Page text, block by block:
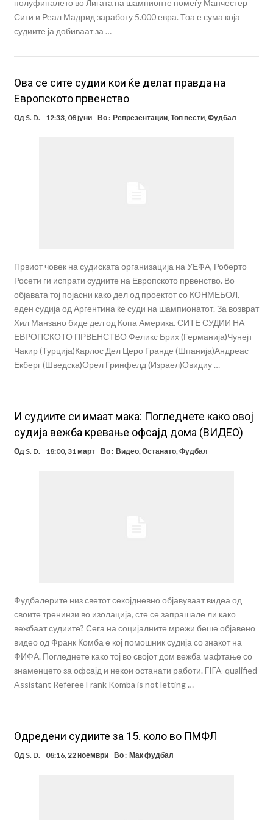
полуфиналето во Лигата на шампионте помеѓу Манчестер
Сити и Реал Мадрид заработу 5.000 евра. Тоа е сума која
судиите ја добиваат за …
Ова се сите судии кои ќе делат правда на
Европското првенство
Од S. D. 12:33, 08 јуни Во : Репрезентации, Топ вести, Фудбал
Првиот човек на судиската организација на УЕФА, Роберто
Росети ги испрати судиите на Европското првенство. Во
објавата тој појасни како дел од проектот со КОНМЕБОЛ,
еден судија од Аргентина ќе суди на шампионатот. За возврат
Хил Манзано биде дел од Копа Америка. СИТЕ СУДИИ НА
ЕВРОПСКОТО ПРВЕНСТВО Феликс Брих (Германија)Чунејт
Чакир (Турција)Карлос Дел Церо Гранде (Шпанија)Андреас
Екберг (Шведска)Орел Гринфелд (Израел)Овидиу …
И судиите си имаат мака: Погледнете како овој
судија вежба кревање офсајд дома (ВИДЕО)
Од S. D. 18:00, 31 март Во : Видео,Останато,Фудбал
Фудбалерите низ светот секојдневно објавуваат видеа од
своите тренинзи во изолација, сте се запрашале ли како
вежбаат судиите? Сега на социјалните мрежи беше објавено
видео од Франк Комба е кој помошник судија со знакот на
ФИФА. Погледнете како тој во својот дом вежба мафтање со
знаменцето за офсајд и некои останати работи. FIFA-qualified
Assistant Referee Frank Komba is not letting …
Одредени судиите за 15. коло во ПМФЛ
Од S. D. 08:16, 22 ноември Во : Мак фудбал